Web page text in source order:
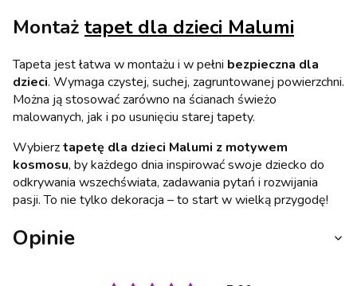
Montaż tapet dla dzieci Malumi
Tapeta jest łatwa w montażu i w pełni bezpieczna dla
dzieci. Wymaga czystej, suchej, zagruntowanej powierzchni.
Można ją stosować zarówno na ścianach świeżo
malowanych, jak i po usunięciu starej tapety.
Wybierztapetę dla dzieci Malumi z motywem
kosmosu, by każdego dnia inspirować swoje dziecko do
odkrywania wszechświata, zadawania pytań i rozwijania
pasji. To nie tylko dekoracja – to start w wielką przygodę!
Opinie